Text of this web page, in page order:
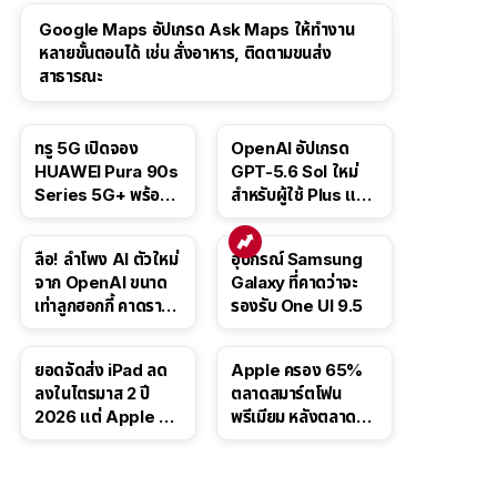
Google Maps อัปเกรด Ask Maps ให้ทำงาน
หลายขั้นตอนได้ เช่น สั่งอาหาร, ติดตามขนส่ง
สาธารณะ
ทรู 5G เปิดจอง
HUAWEI Pura 90s
Series 5G+ พร้อม
OpenAI อัปเกรด
GPT-5.6 Sol ใหม่
สำหรับผู้ใช้ Plus และ
5.6 Luna ให้ผู้ใช้ฟรี
ลือ! ลำโพง AI ตัวใหม่
จาก OpenAI ขนาด
เท่าลูกฮอกกี้ คาดราคา
อุปกรณ์ Samsung
Galaxy ที่คาดว่าจะ
รองรับ One UI 9.5
ยอดจัดส่ง iPad ลด
ลงในไตรมาส 2 ปี
2026 แต่ Apple ยัง
Apple ครอง 65%
ตลาดสมาร์ตโฟน
พรีเมียม หลังตลาดทำ